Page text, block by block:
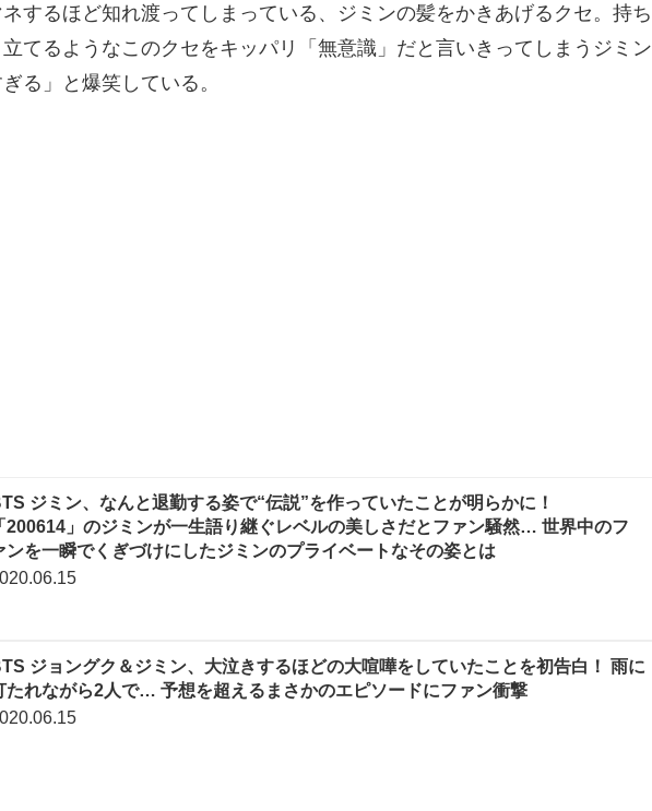
するほど知れ渡ってしまっている、ジミンの髪をかきあげるクセ。持ち
てるようなこのクセをキッパリ「無意識」だと言いきってしまうジミン
る」と爆笑している。
ジミン、なんと退勤する姿で“伝説”を作っていたことが明らかに！
200614」のジミンが一生語り継ぐレベルの美しさだとファン騒然… 世界中のフ
ンを一瞬でくぎづけにしたジミンのプライベートなその姿とは
ジョングク＆ジミン、大泣きするほどの大喧嘩をしていたことを初告白！ 雨に
たれながら2人で… 予想を超えるまさかのエピソードにファン衝撃